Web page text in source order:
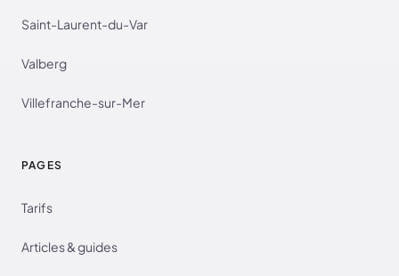
Saint-Laurent-du-Var
Valberg
Villefranche-sur-Mer
PAGES
Tarifs
Articles & guides